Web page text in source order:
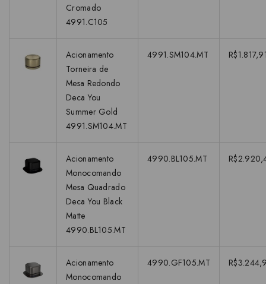
Cromado
4991.C105
Acionamento
Torneira de
Mesa Redondo
Deca You
Summer Gold
4991.SM104.MT
4991.SM104.MT
Acionamento
Monocomando
Mesa Quadrado
Deca You Black
Matte
4990.BL105.MT
4990.BL105.MT
Acionamento
Monocomando
4990.GF105.MT